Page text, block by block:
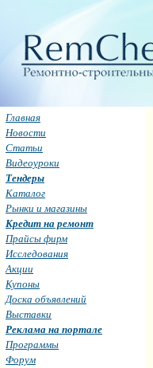
Главная
Новости
Статьи
Видеоуроки
Тендеры
Каталог
Рынки и магазины
Кредит на ремонт
Прайсы фирм
Исследования
Акции
Купоны
Доска объявлений
Выставки
Реклама на портале
Программы
Форум